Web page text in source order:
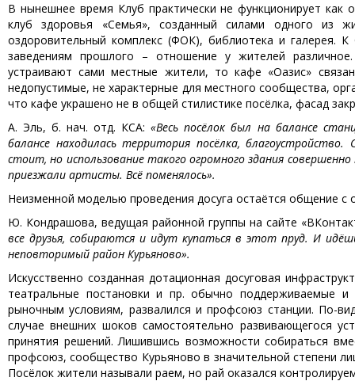
В нынешнее время Клуб практически не функционирует как
клуб здоровья «Семья», созданный силами одного из
оздоровительный комплекс (ФОК), библиотека и галерея.
заведениям прошлого – отношение у жителей
устраивают сами местные жители, то кафе «Оазис»
недопустимые, не характерные для местного сообщества,
что кафе украшено не в общей стилистике посёлка, фасад
А. Эль, б. нач. отд. КСА:«Весь посёлок был на балансе
балансе находилась территория посёлка,
стоит, но использование такого огромного здания
приезжали артисты. Всё поменялось».
Неизменной моделью проведения досуга остаётся общение
Ю. Кондрашова, ведущая районной группы на сайте
все друзья, собираются и идут купаться в этот пруд. И
неповторимый район Курьяново».
Искусственно созданная дотационная досуговая
театральные постановки и пр. обычно поддерживаемые
рыночным условиям, развалился и профсоюз станции. По-
случае внешних шоков самостоятельно развивающегося
принятия решений. Лишившись возможности собираться
профсоюз, сообщество Курьяново в значительной степени
Посёлок жители называли раем, но рай оказался